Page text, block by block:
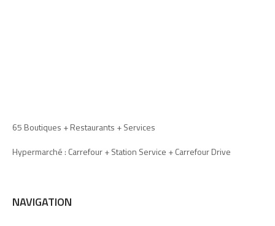
65 Boutiques + Restaurants + Services
Hypermarché : Carrefour + Station Service + Carrefour Drive
NAVIGATION